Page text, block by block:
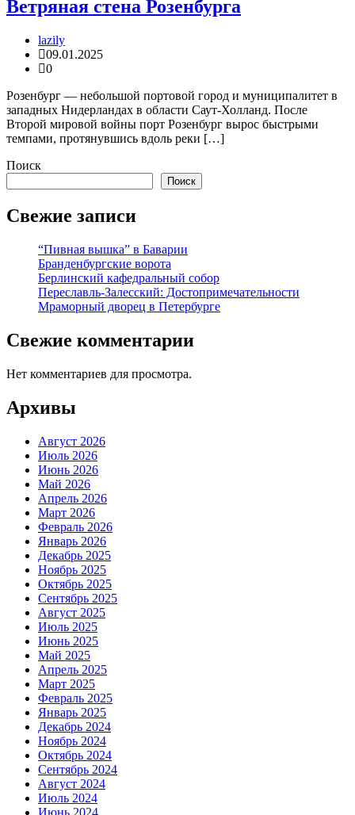
Ветряная стена Розенбурга
lazily
09.01.2025
0
Розенбург — небольшой портовой город и муниципалитет в
западных Нидерландах в области Саут-Холланд. После
Второй мировой войны порт Розенбург вырос быстрыми
темпами, протянувшись вдоль реки […]
Поиск
Поиск
Свежие записи
“Пивная вышка” в Баварии
Бранденбургские ворота
Берлинский кафедральный собор
Переславль-Залесский: Достопримечательности
Мраморный дворец в Петербурге
Свежие комментарии
Нет комментариев для просмотра.
Архивы
Август 2026
Июль 2026
Июнь 2026
Май 2026
Апрель 2026
Март 2026
Февраль 2026
Январь 2026
Декабрь 2025
Ноябрь 2025
Октябрь 2025
Сентябрь 2025
Август 2025
Июль 2025
Июнь 2025
Май 2025
Апрель 2025
Март 2025
Февраль 2025
Январь 2025
Декабрь 2024
Ноябрь 2024
Октябрь 2024
Сентябрь 2024
Август 2024
Июль 2024
Июнь 2024